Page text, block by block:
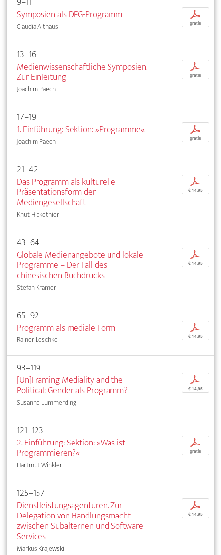
Symposien als DFG-Programm
Claudia Althaus
p
gratis
13–16
Medienwissenschaftliche Symposien.
Zur Einleitung
Joachim Paech
p
gratis
17–19
1. Einführung: Sektion: »Programme«
Joachim Paech
p
gratis
21–42
Das Programm als kulturelle
Präsentationsform der
Mediengesellschaft
Knut Hickethier
p
€ 14,95
43–64
Globale Medienangebote und lokale
Programme – Der Fall des
chinesischen Buchdrucks
Stefan Kramer
p
€ 14,95
65–92
Programm als mediale Form
Rainer Leschke
p
€ 14,95
93–119
[Un]Framing Mediality and the
Political: Gender als Programm?
Susanne Lummerding
p
€ 14,95
121–123
2. Einführung: Sektion: »Was ist
Programmieren?«
Hartmut Winkler
p
gratis
125–157
Dienstleistungsagenturen. Zur
Delegation von Handlungsmacht
zwischen Subalternen und Software-
Services
Markus Krajewski
p
€ 14,95